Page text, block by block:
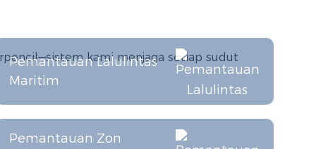
kami menjaga setiap sudut
Pemantauan Lalulintas
Maritim
Pemantauan Zon